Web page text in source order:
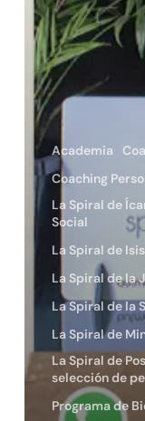
Academia
Coaching
La Spiral de
Social
La Spiral de
La Spiral de la
La Spiral de la
La Spiral de
La Spiral de
selección de
Programa de